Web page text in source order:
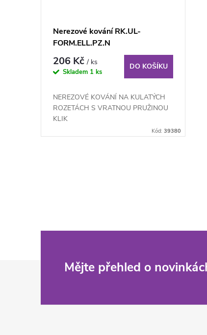
Nerezové kování RK.UL-
FORM.ELL.PZ.N
206 Kč/ ks
Skladem 1 ks
DO KOŠÍKU
NEREZOVÉ KOVÁNÍ NA KULATÝCH
ROZETÁCH S VRATNOU PRUŽINOU
KLIK
Kód:39380
á
í
Mějte přehled o